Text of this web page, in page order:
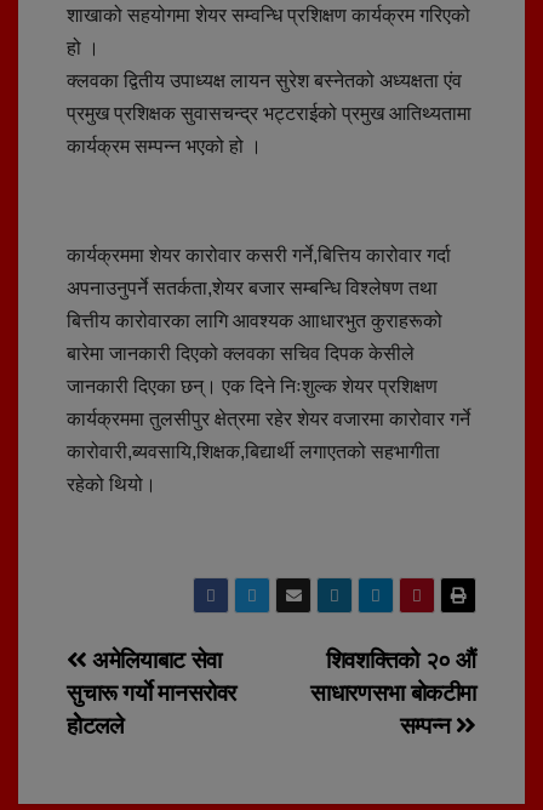
शाखाको सहयोगमा शेयर सम्वन्धि प्रशिक्षण कार्यक्रम गरिएको
हो ।
क्लवका द्वितीय उपाध्यक्ष लायन सुरेश बस्नेतको अध्यक्षता एंव
प्रमुख प्रशिक्षक सुवासचन्द्र भट्टराईको प्रमुख आतिथ्यतामा
कार्यक्रम सम्पन्न भएको हो ।
कार्यक्रममा शेयर कारोवार कसरी गर्ने,बित्तिय कारोवार गर्दा
अपनाउनुपर्ने सतर्कता,शेयर बजार सम्बन्धि विश्लेषण तथा
बित्तीय कारोवारका लागि आवश्यक आाधारभुत कुराहरूको
बारेमा जानकारी दिएको क्लवका सचिव दिपक केसीले
जानकारी दिएका छन्। एक दिने निःशुल्क शेयर प्रशिक्षण
कार्यक्रममा तुलसीपुर क्षेत्रमा रहेर शेयर वजारमा कारोवार गर्ने
कारोवारी,ब्यवसायि,शिक्षक,बिद्यार्थी लगाएतको सहभागीता
रहेको थियो।
Post
navigation
शिवशक्तिको २० औं
साधारणसभा बोकटीमा
सम्पन्न
अमेलियाबाट सेवा
सुचारू गर्याे मानसरोवर
होेटलले